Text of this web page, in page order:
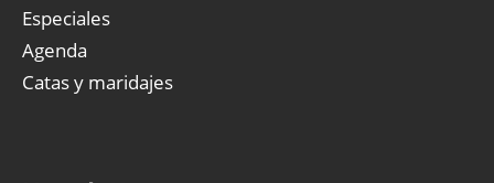
Especiales
Agenda
Catas y maridajes